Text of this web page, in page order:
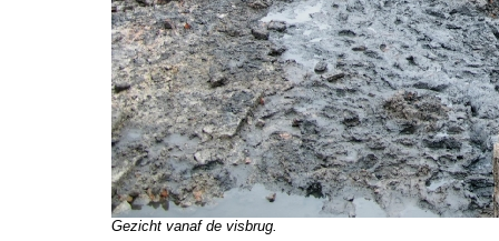
Gezicht vanaf de visbrug.